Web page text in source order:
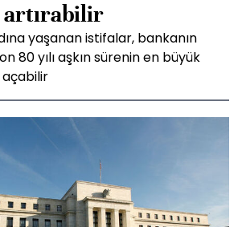
yaşanan istifalar, bankanın
80 yılı aşkın sürenin en büyük